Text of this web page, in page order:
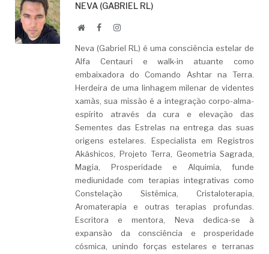
NEVA (GABRIEL RL)
WebsiteFacebookLinkedIn
Neva (Gabriel RL) é uma consciência estelar de
Alfa Centauri e walk-in atuante como
embaixadora do Comando Ashtar na Terra.
Herdeira de uma linhagem milenar de videntes
xamãs, sua missão é a integração corpo-alma-
espírito através da cura e elevação das
Sementes das Estrelas na entrega das suas
origens estelares. Especialista em Registros
Akáshicos, Projeto Terra, Geometria Sagrada,
Magia, Prosperidade e Alquimia, funde
mediunidade com terapias integrativas como
Constelação Sistêmica, Cristaloterapia,
Aromaterapia e outras terapias profundas.
Escritora e mentora, Neva dedica-se à
expansão da consciência e prosperidade
cósmica, unindo forças estelares e terranas